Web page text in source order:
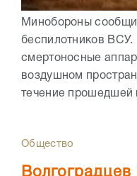
Минобороны
беспилотников ВСУ.
смертоносные
воздушном
течение прошедшей
Общество